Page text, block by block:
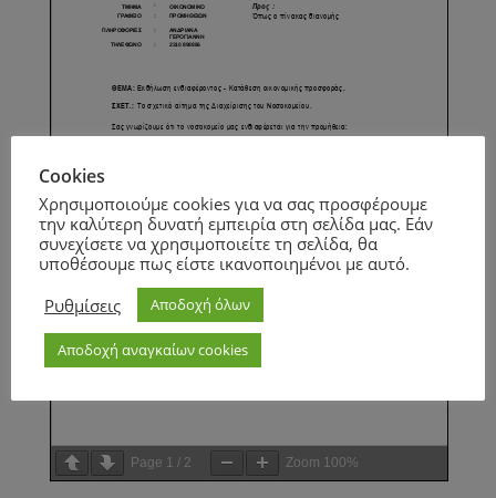
Page 1 / 2 Zoom 100%
Cookies
Χρησιμοποιούμε cookies για να σας προσφέρουμε
την καλύτερη δυνατή εμπειρία στη σελίδα μας. Εάν
συνεχίσετε να χρησιμοποιείτε τη σελίδα, θα
υποθέσουμε πως είστε ικανοποιημένοι με αυτό.
Ρυθμίσεις
Αποδοχή όλων
Αποδοχή αναγκαίων cookies